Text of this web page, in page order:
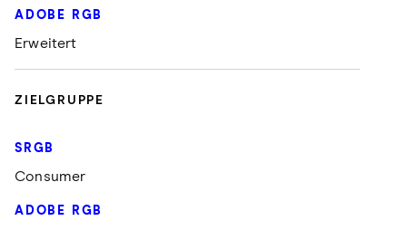
Erweitert
ZIELGRUPPE
Consumer